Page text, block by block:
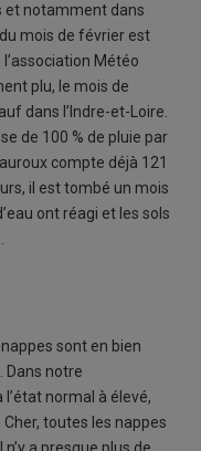
et notamment dans
mois de février est
Météo
plu, le mois de
dans l’Indre-et-Loire.
de 100 % de pluie par
compte déjà 121
il est tombé un mois
ont réagi et les sols
sont en bien
Dans notre
normal à élevé,
toutes les nappes
a presque plus de